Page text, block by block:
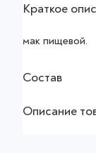
Краткое
мак пищевой.
Состав
Описание